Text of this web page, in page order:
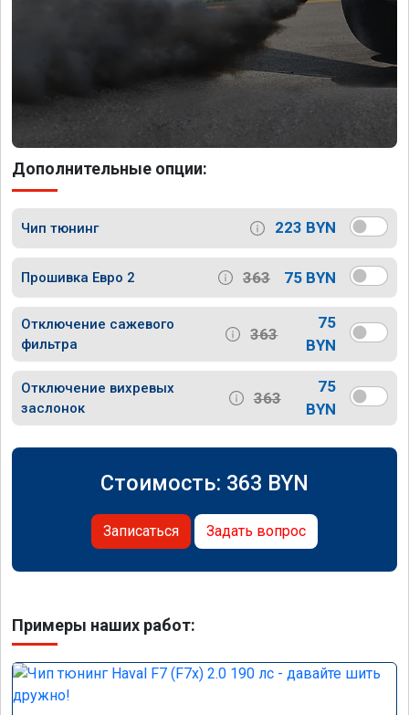
Дополнительные опции:
Чип тюнинг 223 BYN
Прошивка Евро 2 363 75 BYN
Отключение сажевого
фильтра
363
75
BYN
Отключение вихревых
заслонок
363
75
BYN
Стоимость: 363 BYN
Записаться Задать вопрос
Примеры наших работ: